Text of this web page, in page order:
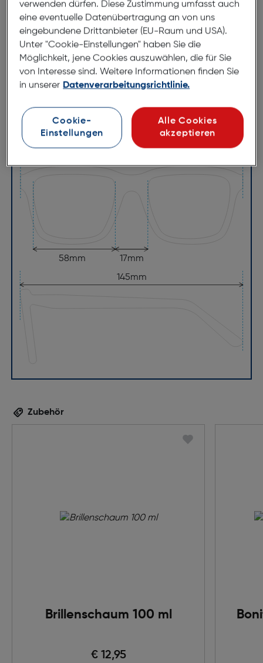
Abmessungen
Brillenbreite:147mm
Steg:17mm
Glasbreite:58mm
Bügellänge:145mm
(individuell ausrichtbar)
17mm
58mm
145mm
Zubehör
Brillenschaum 100 ml
€ 12,95
verwenden dürfen. Diese Zustimmung umfasst auch
eine eventuelle Datenübertragung an von uns
eingebundene Drittanbieter (EU-Raum und USA).
Unter "Cookie-Einstellungen" haben Sie die
Möglichkeit, jene Cookies auszuwählen, die für Sie
von Interesse sind. Weitere Informationen finden Sie
in unserer Datenverarbeitungsrichtlinie.
Cookie-
Einstellungen
Alle Cookies
akzeptieren